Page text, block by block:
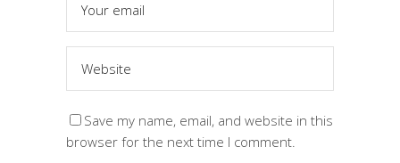
Save my name, email, and website in this
browser for the next time I comment.